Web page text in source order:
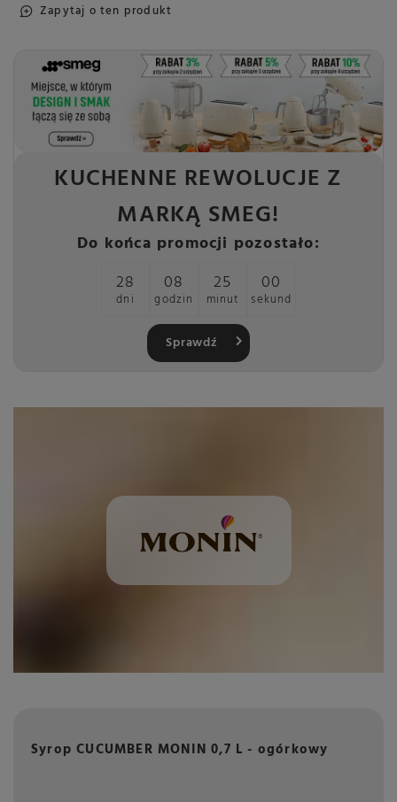
Zapytaj o ten produkt
KUCHENNE REWOLUCJE Z
MARKĄ SMEG!
Do końca promocji pozostało:
28
dni
08
godzin
25
minut
00
sekund
Sprawdź
Syrop CUCUMBER MONIN 0,7 L - ogórkowy